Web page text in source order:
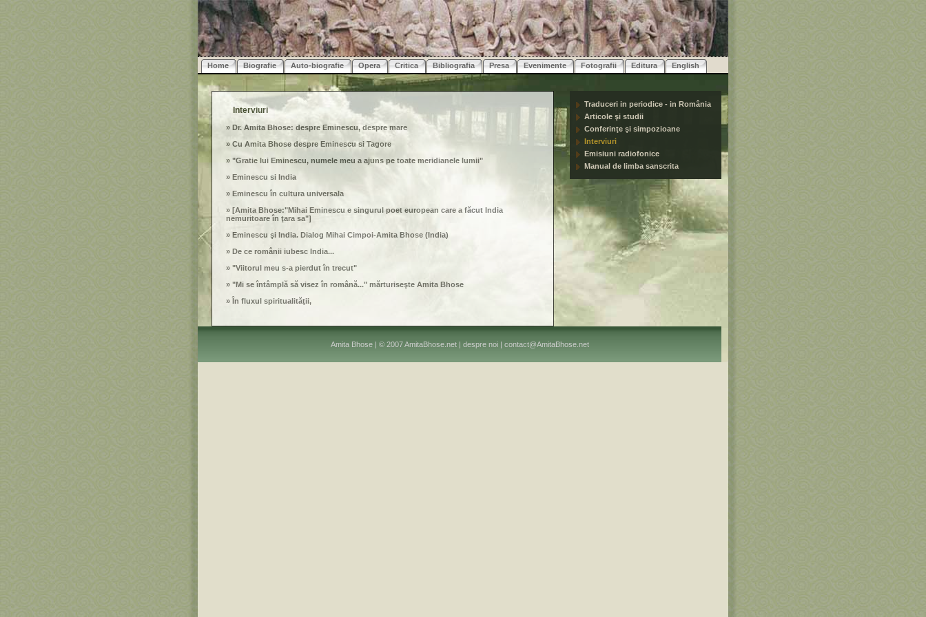
Home Biografie Auto-biografie Opera Critica Bibliografia Presa Evenimente Fotografii Editura English
Traduceri in periodice - in România
Articole şi studii
Conferinţe şi simpozioane
Interviuri
Emisiuni radiofonice
Manual de limba sanscrita
Interviuri
» Dr. Amita Bhose: despre Eminescu, despre mare
» Cu Amita Bhose despre Eminescu si Tagore
» "Gratie lui Eminescu, numele meu a ajuns pe toate meridianele lumii"
» Eminescu si India
» Eminescu în cultura universala
» [Amita Bhose:"Mihai Eminescu e singurul poet european care a făcut India
nemuritoare în ţara sa"]
» Eminescu şi India. Dialog Mihai Cimpoi-Amita Bhose (India)
» De ce românii iubesc India...
» "Viitorul meu s-a pierdut în trecut"
» "Mi se întâmplă să visez în română..." mărturiseşte Amita Bhose
» În fluxul spiritualităţii,
Amita Bhose | © 2007 AmitaBhose.net | despre noi| contact@AmitaBhose.net